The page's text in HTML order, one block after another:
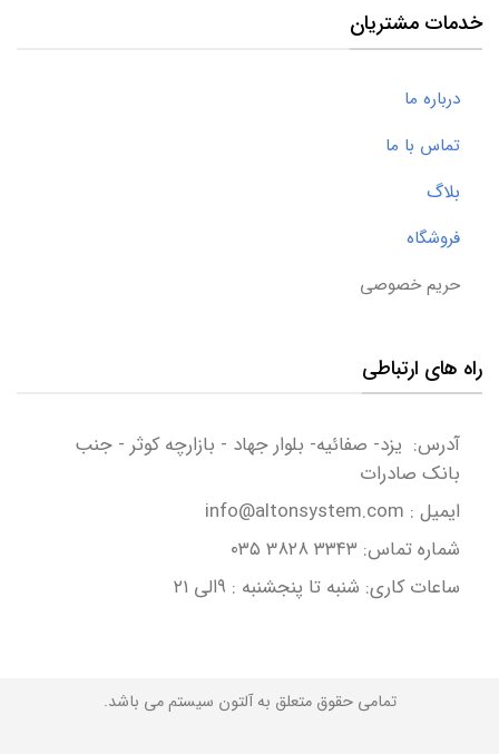
خدمات مشتریان
درباره ما
تماس با ما
بلاگ
فروشگاه
حریم خصوصی
راه های ارتباطی
آدرس: یزد- صفائیه- بلوار جهاد - بازارچه کوثر - جنب
بانک صادرات
ایمیل : info@altonsystem.com
شماره تماس: ۳۳۴۳ 3۸۲۸ ۰۳۵
ساعات کاری: شنبه تا پنجشنبه : ۹الی ۲۱
تمامی حقوق متعلق به آلتون سیستم می باشد.